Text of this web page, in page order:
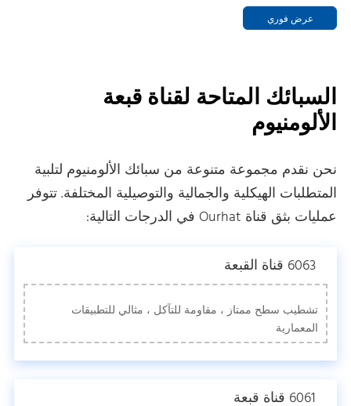
عرض فوري
السبائك المتاحة لقناة قبعة
الألومنيوم
نحن نقدم مجموعة متنوعة من سبائك الألومنيوم لتلبية
المتطلبات الهيكلية والجمالية والتوصيلية المختلفة. تتوفر
عمليات بثق قناة Ourhat في الدرجات التالية:
6063 قناة القبعة
تشطيب سطح ممتاز ، مقاومة للتآكل ، مثالي للتطبيقات
المعمارية
6061 قناة قبعة